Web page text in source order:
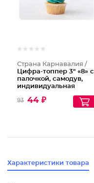
Страна Карнавалия /
Цифра-топпер 3" «8» с
палочкой, самодув,
индивидуальная
серебряный
93 44 ₽
Характеристики товара